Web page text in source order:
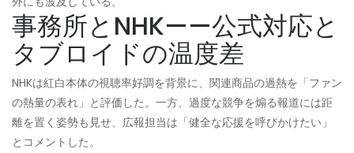
事務所とNHK——公式対応と
タブロイドの温度差
NHKは紅白本体の視聴率好調を背景に、関連商品の過熱を「ファン
の熱量の表れ」と評価した。一方、過度な競争を煽る報道には距
離を置く姿勢も見せ、広報担当は「健全な応援を呼びかけたい」
とコメントした。